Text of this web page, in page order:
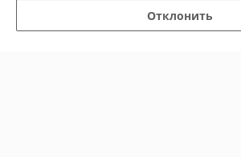
Полная версия сайта
Отклонить